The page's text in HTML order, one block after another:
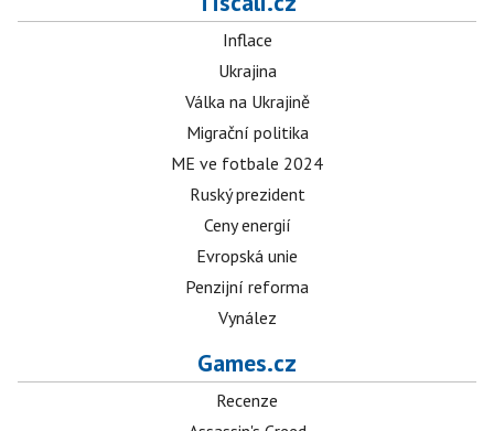
Inflace
Ukrajina
Válka na Ukrajině
Migrační politika
ME ve fotbale 2024
Ruský prezident
Ceny energií
Evropská unie
Penzijní reforma
Vynález
Games.cz
Recenze